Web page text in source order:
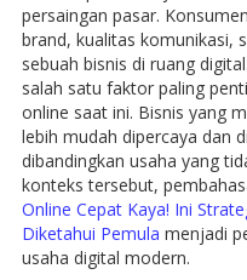
persaingan pasar.
brand, kualitas komunikasi,
sebuah bisnis di ruang
salah satu faktor paling
online saat ini. Bisnis yang
lebih mudah dipercaya dan
dibandingkan usaha yang
konteks tersebut,
Online Cepat Kaya! Ini
Diketahui Pemula menjadi
usaha digital modern.